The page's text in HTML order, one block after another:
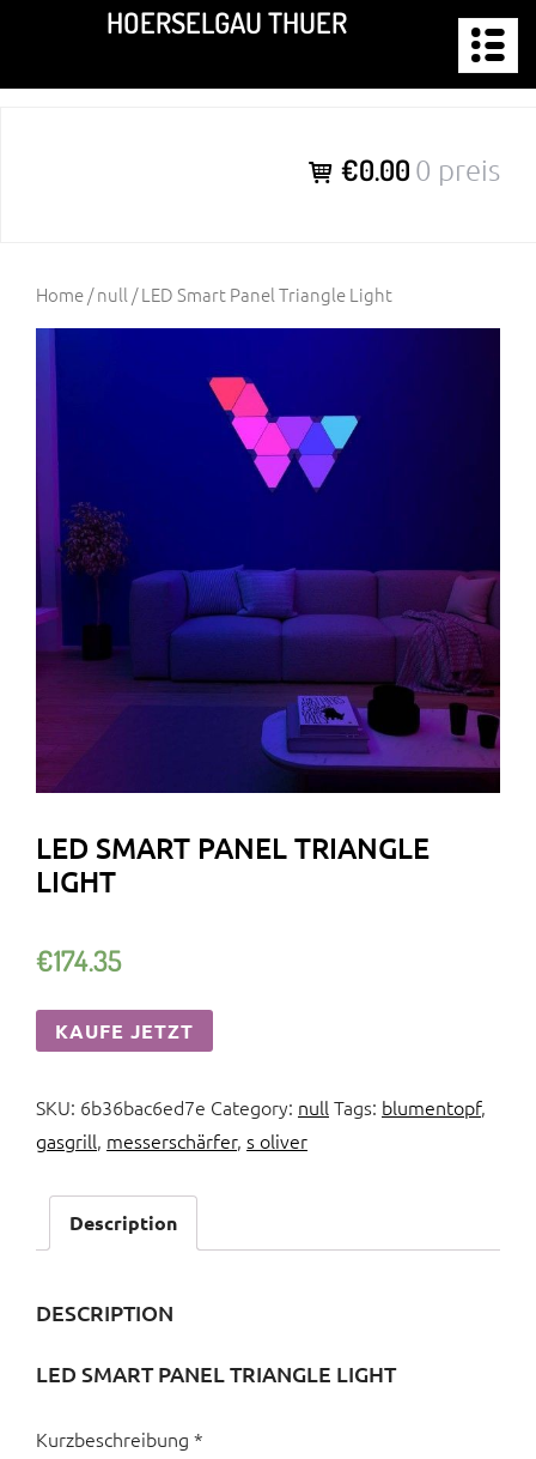
springen
HOERSELGAU THUER
€0.00 0 preis
Home/null / LED Smart Panel Triangle Light
LED SMART PANEL TRIANGLE
LIGHT
€174.35
KAUFE JETZT
SKU: 6b36bac6ed7e Category: nullTags: blumentopf,
gasgrill, messerschärfer, s oliver
Description
DESCRIPTION
LED SMART PANEL TRIANGLE LIGHT
Kurzbeschreibung *